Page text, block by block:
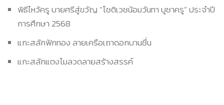
พิธีไหว้ครู บายศรีสู่ขวัญ “โชติเวชน้อมวันทา บูชาครู” ประจำปี
การศึกษา 2568
แกะสลักฟักทอง ลายเครือเถาดอกบานชื่น
แกะสลักแตงโมลวดลายสร้างสรรค์